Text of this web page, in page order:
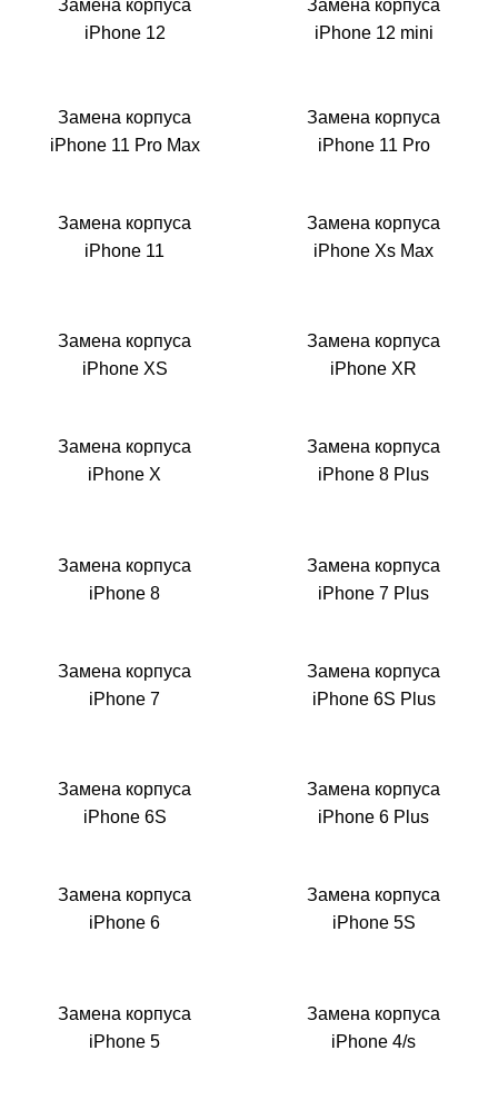
Замена корпуса
iPhone 12
Замена корпуса
iPhone 12 mini
Замена корпуса
iPhone 11 Pro Max
Замена корпуса
iPhone 11 Pro
Замена корпуса
iPhone 11
Замена корпуса
iPhone Xs Max
Замена корпуса
iPhone XS
Замена корпуса
iPhone XR
Замена корпуса
iPhone X
Замена корпуса
iPhone 8 Plus
Замена корпуса
iPhone 8
Замена корпуса
iPhone 7 Plus
Замена корпуса
iPhone 7
Замена корпуса
iPhone 6S Plus
Замена корпуса
iPhone 6S
Замена корпуса
iPhone 6 Plus
Замена корпуса
iPhone 6
Замена корпуса
iPhone 5S
Замена корпуса
iPhone 5
Замена корпуса
iPhone 4/s